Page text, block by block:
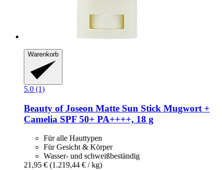
Warenkorb
5.0 (1)
Beauty of Joseon Matte Sun Stick Mugwort +
Camelia SPF 50+ PA++++, 18 g
Für alle Hauttypen
Für Gesicht & Körper
Wasser- und schweißbeständig
21,95 € (1.219,44 € / kg)